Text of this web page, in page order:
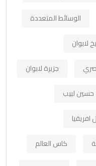
الوسائط المتعددة
لابوان
جزيرة لابوان
حسين لبيب
كاس العالم